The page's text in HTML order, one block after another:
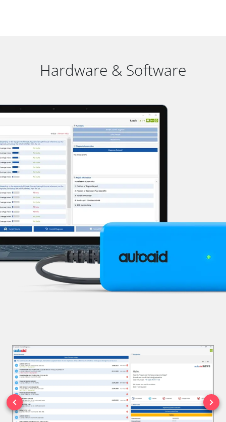
Hardware & Software